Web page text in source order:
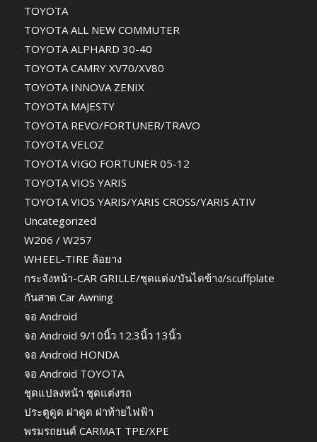
TOYOTA
TOYOTA ALL NEW COMMUTER
TOYOTA ALPHARD 30-40
TOYOTA CAMRY XV70/XV80
TOYOTA INNOVA ZENIX
TOYOTA MAJESTY
TOYOTA REVO/FORTUNER/TRAVO
TOYOTA VELOZ
TOYOTA VIGO FORTUNER 05-12
TOYOTA VIOS YARIS
TOYOTA VIOS YARIS/YARIS CROSS/YARIS ATIV
Uncategorized
W206 / W257
WHEEL-TIRE ล้อยาง
กระจังหน้า-CAR GRILLE/ชุดแต่ง/บันไดข้าง/scuffplate
กันสาด Car Awning
จอ Android
จอ Android 9/10นิ้ว 12.3นิ้ว 13นิ้ว
จอ Android HONDA
จอ Android TOYOTA
ชุดแปลงหน้า ชุดแต่งรถ
ประตูดูด ฝาดูด ฝาท้ายไฟฟ้า
พรมรถยนต์ CARMAT TPE/XPE